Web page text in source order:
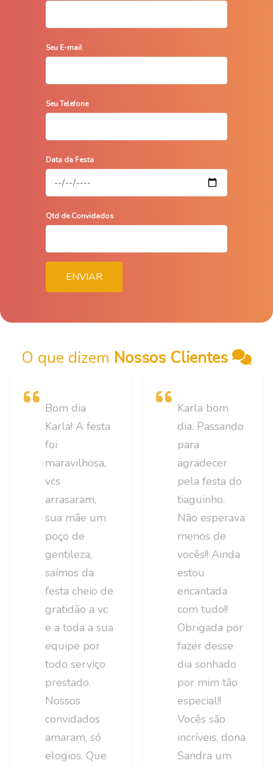
Seu E-mail
Seu Telefone
Data da Festa
Qtd de Convidados
O que dizem Nossos Clientes
Bom dia
Karla! A festa
foi
maravilhosa,
vcs
arrasaram,
sua mãe um
poço de
gentileza,
saímos da
festa cheio de
gratidão a vc
e a toda a sua
equipe por
todo serviço
prestado.
Nossos
convidados
amaram, só
elogios. Que
Karla bom
dia. Passando
para
agradecer
pela festa do
tiaguinho.
Não esperava
menos de
vocês!! Ainda
estou
encantada
com tudo!!
Obrigada por
fazer desse
dia sonhado
por mim tão
especial!!
Vocês são
incríveis, dona
Sandra um